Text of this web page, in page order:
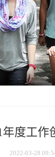
年度工作
2022-03-28